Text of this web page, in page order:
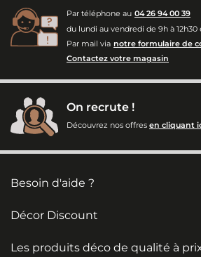
Par téléphone au 04 26 94 00 39
du lundi au vendredi de 9h à 12h30
Par mail via notre formulaire de
Contactez votre magasin
On recrute !
Découvrez nos offres en cliquant
Besoin d'aide ?
Décor Discount
Les produits déco de qualité à